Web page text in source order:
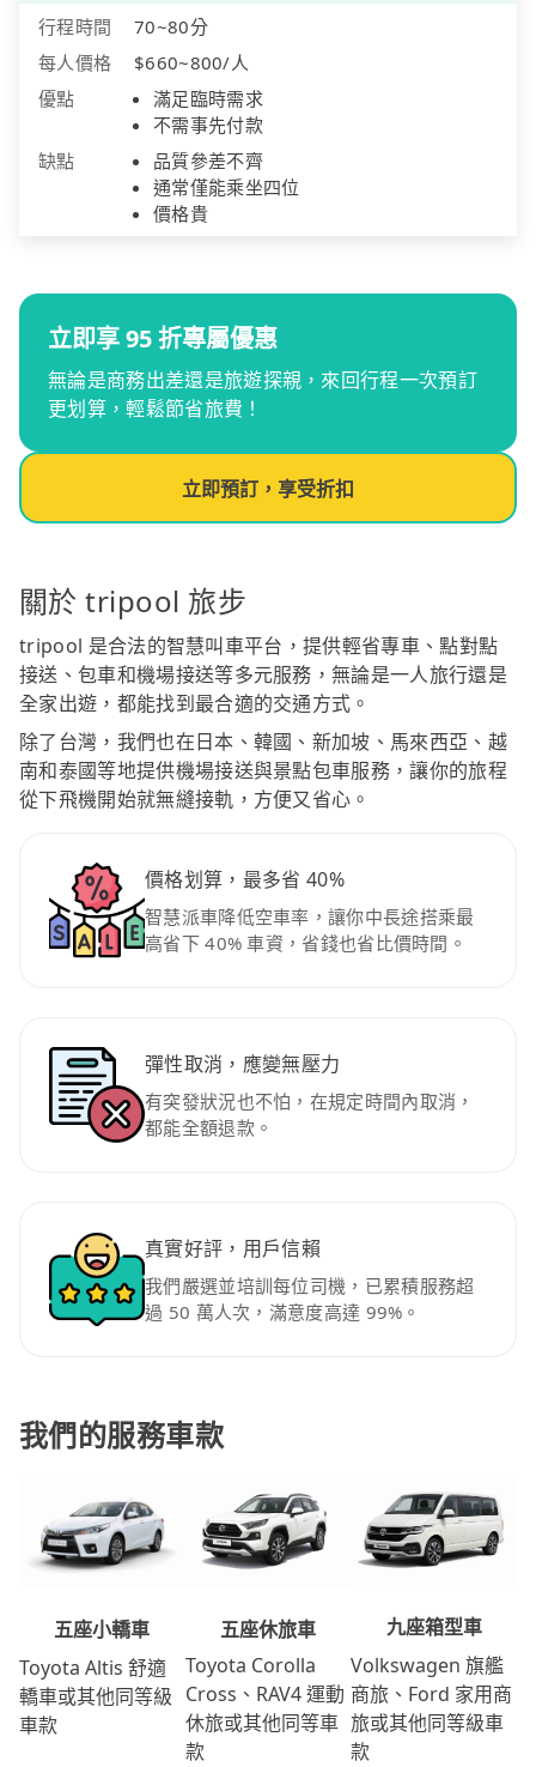
行程時間
70~80分
每人價格
$660~800/人
優點
滿足臨時需求
不需事先付款
缺點
品質參差不齊
通常僅能乘坐四位
價格貴
立即享 95 折專屬優惠
無論是商務出差還是旅遊探親，來回行程一次預訂
更划算，輕鬆節省旅費！
立即預訂，享受折扣
關於 tripool 旅步
tripool 是合法的智慧叫車平台，提供輕省專車、點對點
接送、包車和機場接送等多元服務，無論是一人旅行還是
全家出遊，都能找到最合適的交通方式。
除了台灣，我們也在日本、韓國、新加坡、馬來西亞、越
南和泰國等地提供機場接送與景點包車服務，讓你的旅程
從下飛機開始就無縫接軌，方便又省心。
價格划算，最多省 40%
智慧派車降低空車率，讓你中長途搭乘最
高省下 40% 車資，省錢也省比價時間。
彈性取消，應變無壓力
有突發狀況也不怕，在規定時間內取消，
都能全額退款。
真實好評，用戶信賴
我們嚴選並培訓每位司機，已累積服務超
過 50 萬人次，滿意度高達 99%。
我們的服務車款
五座小轎車
Toyota Altis 舒適
轎車或其他同等級
車款
五座休旅車
Toyota Corolla
Cross、RAV4 運動
休旅或其他同等車
款
九座箱型車
Volkswagen 旗艦
商旅、Ford 家用商
旅或其他同等級車
款